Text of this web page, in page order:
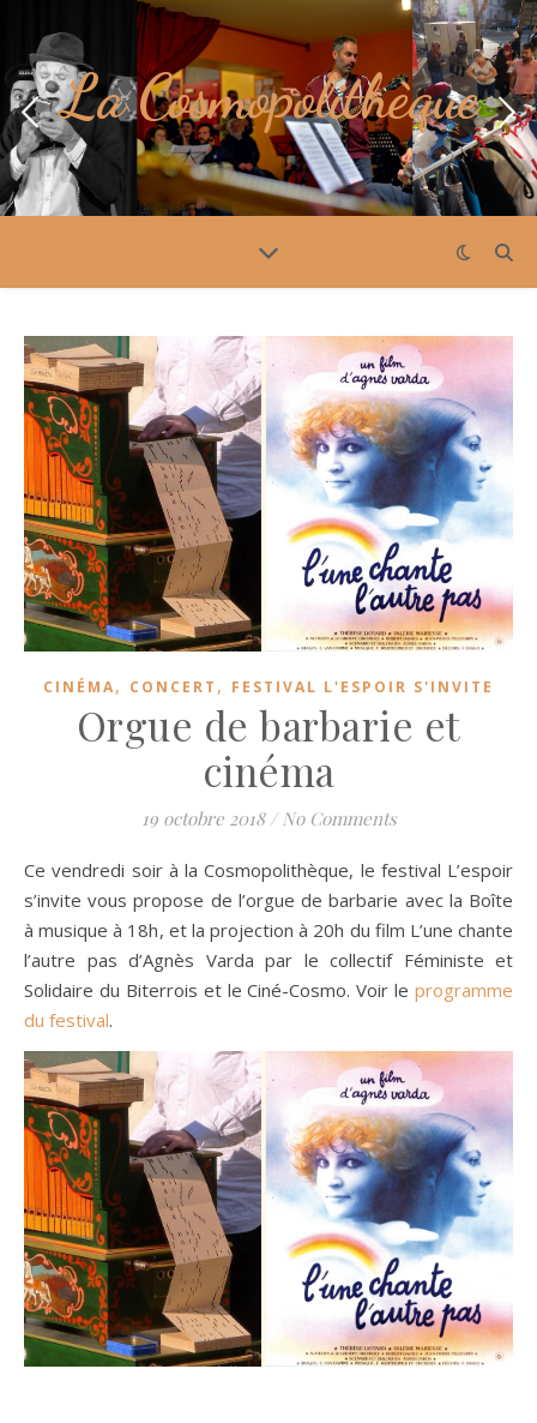
La Cosmopolithèque
CINÉMA, CONCERT , FESTIVAL L'ESPOIR S'INVITE
Orgue de barbarie et
cinéma
19 octobre 2018 / No Comments
Ce vendredi soir à la Cosmopolithèque, le festival L’espoir
s’invite vous propose de l’orgue de barbarie avec la Boîte
à musique à 18h, et la projection à 20h du film L’une chante
l’autre pas d’Agnès Varda par le collectif Féministe et
Solidaire du Biterrois et le Ciné-Cosmo. Voir le programme
du festival.